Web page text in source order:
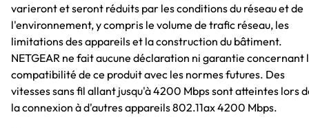
varieront et seront réduits par les conditions du réseau et de
l'environnement, y compris le volume de trafic réseau, les
limitations des appareils et la construction du bâtiment.
NETGEAR ne fait aucune déclaration ni garantie concernant
compatibilité de ce produit avec les normes futures. Des
vitesses sans fil allant jusqu'à 4200 Mbps sont atteintes lors
la connexion à d'autres appareils 802.11ax 4200 Mbps.